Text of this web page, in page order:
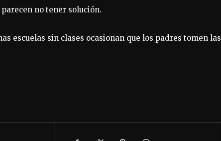
no tener solución.
escuelas sin clases ocasionan que los padres tomen las